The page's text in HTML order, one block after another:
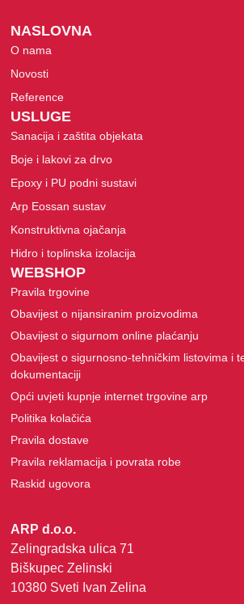
NASLOVNA
O nama
Novosti
Reference
USLUGE
Sanacija i zaštita objekata
Boje i lakovi za drvo
Epoxy i PU podni sustavi
Arp Eossan sustav
Konstruktivna ojačanja
Hidro i toplinska izolacija
WEBSHOP
Pravila trgovine
Obavijest o nijansiranim proizvodima
Obavijest o sigurnom online plaćanju
Obavijest o sigurnosno-tehničkim listovima i
dokumentaciji
Opći uvjeti kupnje internet trgovine arp
Politika kolačića
Pravila dostave
Pravila reklamacija i povrata robe
Raskid ugovora
ARP d.o.o.
Zelingradska ulica 71
Biškupec Zelinski
10380 Sveti Ivan Zelina